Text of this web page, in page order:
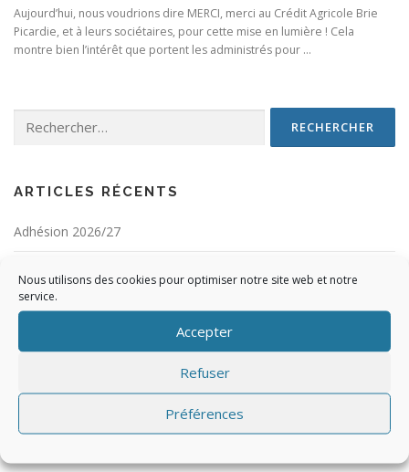
Nous utilisons des cookies pour optimiser notre site web et notre
service.
Accepter
Refuser
Préférences
Aujourd’hui, nous voudrions dire MERCI, merci au Crédit Agricole Brie
Picardie, et à leurs sociétaires, pour cette mise en lumière ! Cela
montre bien l’intérêt que portent les administrés pour …
ARTICLES RÉCENTS
Adhésion 2026/27
Planning du club (2e trimestre 2026)
Planning du club (3e trimestre 2026)
Planning du club (1er trimestre 2026)
Planning du club (4e trimestre 2025)